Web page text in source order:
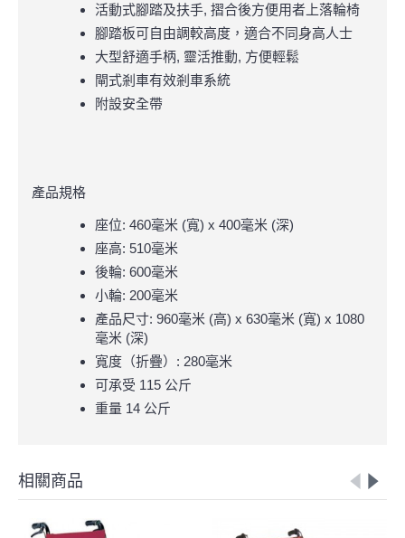
活動式腳踏及扶手, 摺合後方便用者上落輪椅
腳踏板可自由調較高度，適合不同身高人士
大型舒適手柄, 靈活推動, 方便輕鬆
閘式剎車有效剎車系統
附設安全帶
產品規格
座位: 460毫米 (寬) x 400毫米 (深)
座高: 510毫米
後輪: 600毫米
小輪: 200毫米
產品尺寸: 960毫米 (高) x 630毫米 (寬) x 1080
毫米 (深)
寬度（折疊）: 280毫米
可承受 115 公斤
重量 14 公斤
相關商品